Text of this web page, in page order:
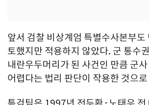
앞서 검찰 비상계엄 특별수사본부도
토했지만 적용하지 않았다. 군 통수
내란우두머리가 된 사건인 만큼 군사
어렵다는 법리 판단이 작용한 것으